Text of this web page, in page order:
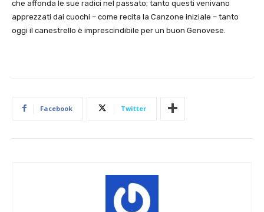
che affonda le sue radici nel passato; tanto questi venivano
apprezzati dai cuochi – come recita la Canzone iniziale – tanto
oggi il canestrello è imprescindibile per un buon Genovese.
Facebook Twitter